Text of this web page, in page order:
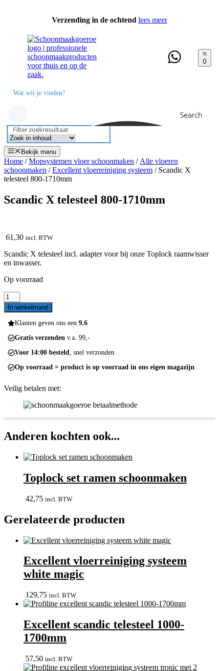
Verzending in de ochtend lees meer
Search
Filter zoekresultaat
0
Bekijk menu
Home /Mopsystemen vloer schoonmaken / Alle vloeren
schoonmaken /Excellent vloerreiniging systeem / Scandic X
telesteel 800-1710mm
Scandic X telesteel 800-1710mm
61,30 incl. BTW
Scandic X telesteel incl. adapter voor bij onze Toplock raamwisser
en inwasser.
Op voorraad
Scandic
X
telesteel
800-
aantal
In winkelmand
Klanten geven ons een 9.6
Gratis verzenden v.a. 99,-
Voor 14:00 besteld, snel verzonden
Op voorraad = product is op voorraad in ons eigen magazijn
Veilig betalen met:
Anderen kochten ook...
Toplock set ramen schoonmaken
42,75 incl. BTW
Gerelateerde producten
Excellent vloerreiniging systeem
white magic
129,75 incl. BTW
Excellent scandic telesteel 1000-
1700mm
57,50 incl. BTW